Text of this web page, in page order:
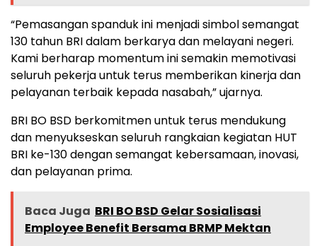
“Pemasangan spanduk ini menjadi simbol semangat
130 tahun BRI dalam berkarya dan melayani negeri.
Kami berharap momentum ini semakin memotivasi
seluruh pekerja untuk terus memberikan kinerja dan
pelayanan terbaik kepada nasabah,” ujarnya.
BRI BO BSD berkomitmen untuk terus mendukung
dan menyukseskan seluruh rangkaian kegiatan HUT
BRI ke-130 dengan semangat kebersamaan, inovasi,
dan pelayanan prima.
Baca Juga BRI BO BSD Gelar Sosialisasi
Employee Benefit Bersama BRMP Mektan